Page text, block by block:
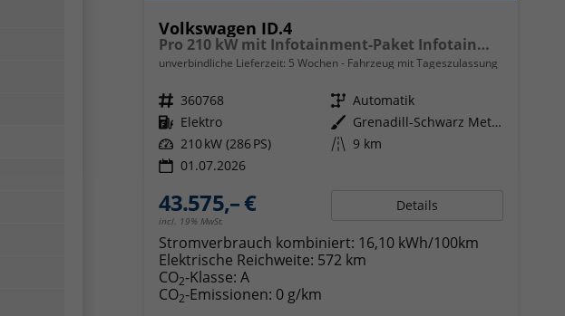
Volkswagen ID.4
Pro 210 kW mit Infotainment-Paket Infotainment- / Assistenz- Komfortp.
unverbindliche Lieferzeit: 5 Wochen Fahrzeug mit Tageszulassung
Fahrzeugnr. 360768 Getriebe Automatik
Kraftstoff Elektro Außenfarbe
Grenadill-Schwarz Metallic
Leistung 210 kW (286 PS) Kilometerstand 9 km
01.07.2026
43.575,– €
incl. 19% MwSt.
Details
Stromverbrauch kombiniert: 16,10 kWh/100km
Elektrische Reichweite: 572 km
CO2-Klasse: A
CO2-Emissionen: 0 g/km